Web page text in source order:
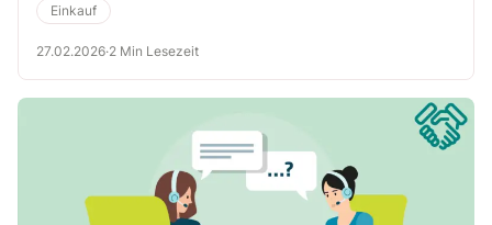
Geschäftsführer fördern können, um den Einkauf in die Lage zu
versetzen, die Wettbewerbsfähigkeit Ihres Unternehmens erheblich
zu steigern. Ihr Hans-Christian Seidel.“
Einkauf
27.02.2026·2 Min Lesezeit